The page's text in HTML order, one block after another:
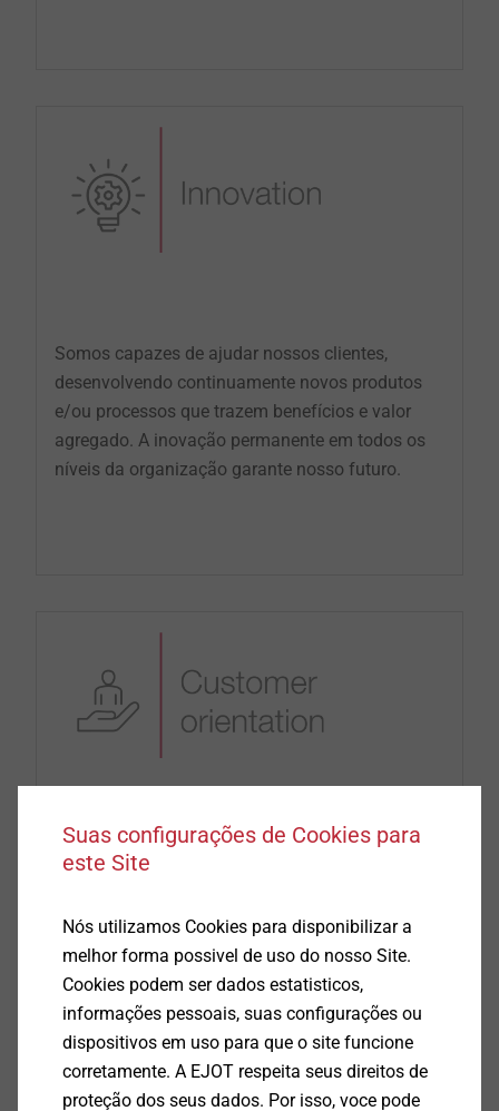
Somos capazes de ajudar nossos clientes,
desenvolvendo continuamente novos produtos
e/ou processos que trazem benefícios e valor
agregado. A inovação permanente em todos os
níveis da organização garante nosso futuro.
melhor solução em produtos e serviços. Cada
produto e cada funcionário representa
competência e compreensão das necessidades
de nossos clientes.
Suas configurações de Cookies para
este Site
Nós utilizamos Cookies para disponibilizar a
melhor forma possivel de uso do nosso Site.
Cookies podem ser dados estatisticos,
informações pessoais, suas configurações ou
dispositivos em uso para que o site funcione
corretamente. A EJOT respeita seus direitos de
proteção dos seus dados. Por isso, voce pode